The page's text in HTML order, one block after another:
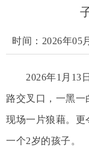
时间：2026年05
2026年1月13日
路交叉口，一黑一
现场一片狼藉。更
一个2岁的孩子。